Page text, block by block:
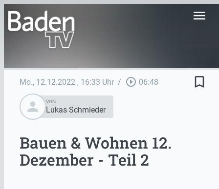
menu
Mo., 12.12.2022 , 16:33 Uhr / play_circle_outline 06:48
bookmark_border
person
VON
Lukas Schmieder
Bauen & Wohnen 12.
Dezember - Teil 2